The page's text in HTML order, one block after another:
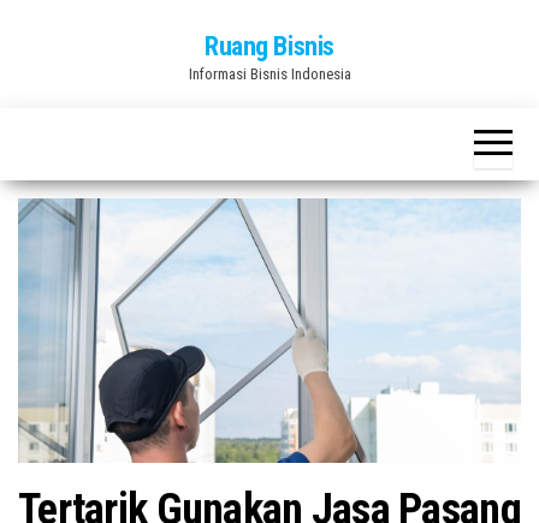
Ruang Bisnis
Informasi Bisnis Indonesia
Tertarik Gunakan Jasa Pasang